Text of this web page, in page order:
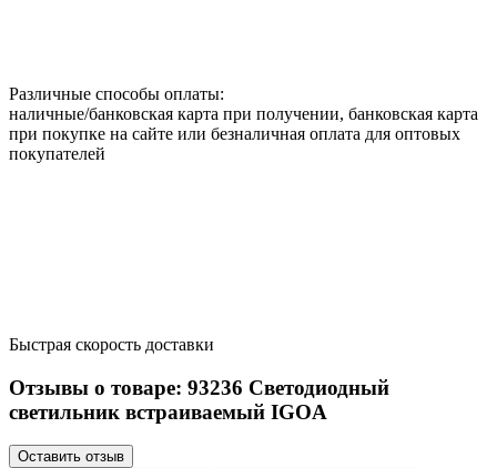
Различные способы оплаты:
наличные/банковская карта при получении, банковская карта
при покупке на сайте или безналичная оплата для оптовых
покупателей
Быстрая скорость доставки
Отзывы о товаре: 93236 Светодиодный
светильник встраиваемый IGOA
Оставить отзыв